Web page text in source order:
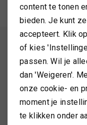
TRUIEN
ALTIJD ALS
Schrijf je in en
content te tonen
bieden. Je kunt
accepteert. Klik
of kies
passen. Wil je
dan 'Weigeren'.
onze cookie- en
moment je
te klikken onder